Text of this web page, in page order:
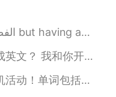
me for your A
it? 🏂 I tried skiing
When I am studying الفصحى but having another class~Yeah that's basically me 🙆‍♀️ Always having A...
哪儿? How's that funny? I fail to see what's so ...
很多小朋友参加了我们的活动，你们看他们长得都很帅😄😄...